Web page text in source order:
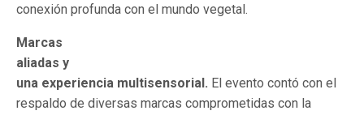
conexión profunda con el mundo vegetal.
Marcas
aliadas y
una experiencia multisensorial. El evento contó con el
respaldo de diversas marcas comprometidas con la